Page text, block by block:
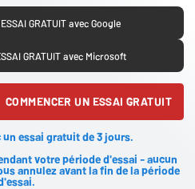
GRATUIT avec Google
GRATUIT avec Microsoft
COMMENCER UN ESSAI GRATUIT
un essai gratuit de 3 jours.
votre période d'essai - aucun
annulez avant la fin de la période